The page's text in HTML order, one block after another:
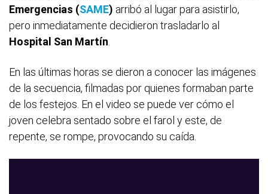
Emergencias (SAME) arribó al lugar para asistirlo,
pero inmediatamente decidieron trasladarlo al
Hospital San Martín
En las últimas horas se dieron a conocer las imágenes
de la secuencia, filmadas por quienes formaban parte
de los festejos. En el video se puede ver cómo el
joven celebra sentado sobre el farol y este, de
repente, se rompe, provocando su caída.